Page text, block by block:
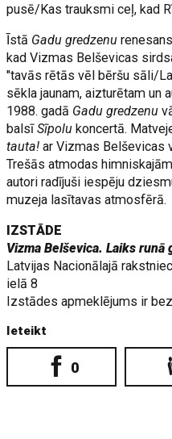
pusē/Kas trauksmi ceļ, kad
Īstā Gadu gredzenu
kad Vizmas Belševicas
"tavās rētās vēl bēršu sāli/
sēkla jaunam, aizturētam un
1988. gadā Gadu gredzenu
balsīSīpolukoncertā.
tauta! ar Vizmas Belševicas
Trešās atmodas
autori radījuši iespēju
muzeja lasītavas atmosfērā.
IZSTĀDE
Vizma Belševica. Laiks runā
Latvijas Nacionālajā
ielā 8
Izstādes apmeklējums ir
Ieteikt
0